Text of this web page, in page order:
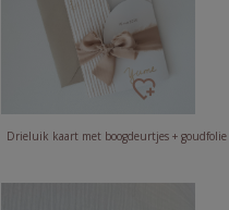
Drieluik kaart met boogdeurtjes + goudfolie